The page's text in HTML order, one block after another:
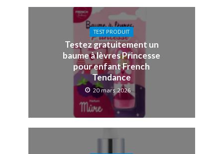
TEST PRODUIT
Testez gratuitement un
baume à lèvres Princesse
pour enfant French
Tendance
20 mars 2026